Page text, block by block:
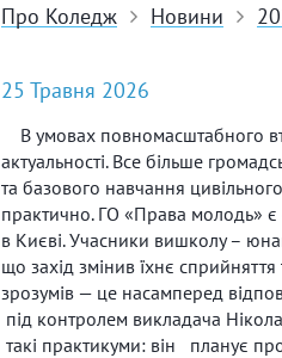
Про Коледж Новини
25 Травня 2026
В умовах повномасштабного
актуальності. Все більше
та базового навчання
практично. ГО «Права молодь» є
в Києві. Учасники вишколу –
що захід змінив їхнє
зрозумів — це насамперед
під контролем викладача
такі практикуми: він планує